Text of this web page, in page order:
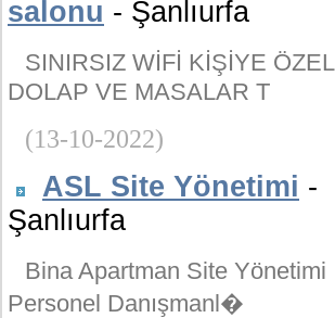
salonu - Şanlıurfa
SINIRSIZ WİFİ KİŞİYE ÖZEL
DOLAP VE MASALAR T
(13-10-2022)
ASL Site Yönetimi -
Şanlıurfa
Bina Apartman Site Yönetimi
Personel Danışmanl�